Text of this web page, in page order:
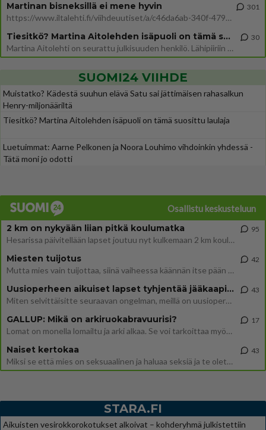
Martinan bisneksillä ei mene hyvin
https://www.iltalehti.fi/viihdeuutiset/a/c46da6ab-340f-4790-aaa7-0865eed2336 Yrityksen konkurssihakemus on tullut kärä
301
Tiesitkö? Martina Aitolehden isäpuoli on tämä suosittu laulaja
Martina Aitolehti on seurattu julkisuuden henkilö. Lähipiiriin mahtuu muitakin tunnettuja henkilöitä. Tiesitkö, että Ma
30
SUOMI24 VIIHDE
Muistatko? Kädestä suuhun elävä Satu sai jättimäisen rahasalkun
Henry-miljonääriltä
Tiesitkö? Martina Aitolehden isäpuoli on tämä suosittu laulaja
Luetuimmat: Aarne Pelkonen ja Noora Louhimo vihdoinkin yhdessä -
Tätä moni jo odotti
Osallistu keskusteluun
2 km on nykyään liian pitkä koulumatka
Hesarissa päivitellään lapset joutuu nyt kulkemaan 2 km kouluun jösses. Ruostefillarilla tuo matka menee vaikka miten äk
95
Miesten tuijotus
Mutta mies vain tuijottaa, siinä vaiheessa käännän itse pään pois. Mikä juttu? Yleensä jos joku tuijottaa tai katsoo, hä
42
Uusioperheen aikuiset lapset tyhjentää jääkaapin käydessään
Miten selvittäisitte seuraavan ongelman, meillä on uusioperhe, minulla teini-ikäiset lapset ja puolisolla aikuiset, jotk
43
GALLUP: Mikä on arkiruokabravuurisi?
Lomat on monella lomailtu ja arki alkaa. Se voi tarkoittaa myös sitä, että grillailut on grillattu ja palataan arjen ruo
17
Naiset kertokaa
Miksi se että mies on seksuaalinen ja haluaa seksiä ja te olette hänen mielestänne haluttava on vastenmielistä? Mikä sii
43
STARA.FI
Aikuisten vesirokkorokotukset alkoivat – kohderyhmä julkistettiin